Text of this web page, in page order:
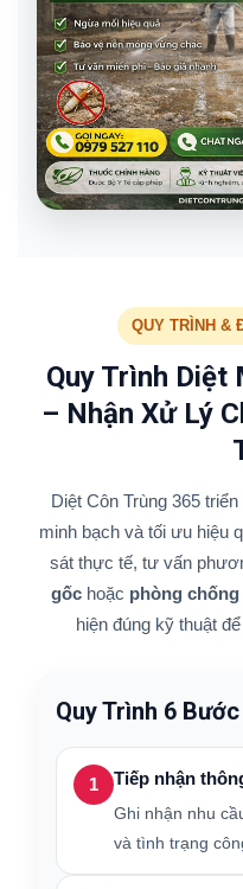
QUY TRÌNH &
Quy Trình Diệt
– Nhận Xử Lý
Diệt Côn Trùng 365
minh bạch và tối ưu hiệu
sát thực tế, tư vấn
gốchoặc phòng chống
hiện đúng kỹ thuật
Quy Trình 6
1 Tiếp nhận
Ghi nhận nhu
và tình trạng